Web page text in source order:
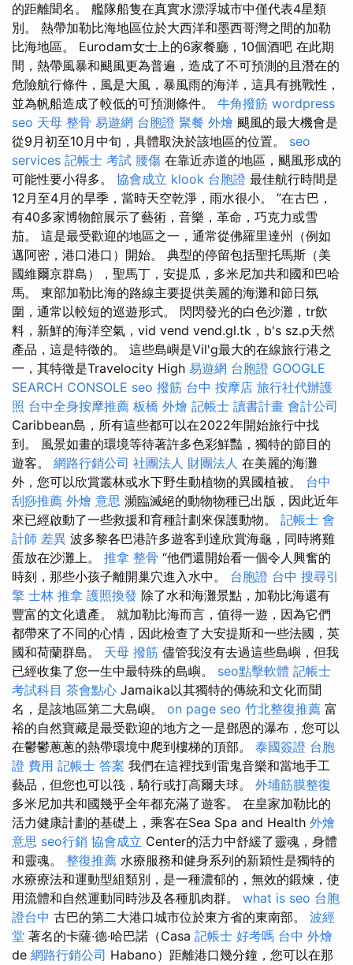
的距離聞名。 艦隊船隻在真實水漂浮城市中僅代表4星類
別。 熱帶加勒比海地區位於大西洋和墨西哥灣之間的加勒
比海地區。 Eurodam女士上的6家餐廳，10個酒吧 在此期
間，熱帶風暴和颶風更為普遍，造成了不可預測的且潛在的
危險航行條件，風是大風，暴風雨的海洋，這具有挑戰性，
並為帆船造成了較低的可預測條件。 牛角撥筋 wordpress
seo 天母 整骨 易遊網 台胞證 聚餐 外燴 颶風的最大機會是
從9月初至10月中旬，具體取決於該地區的位置。 seo
services 記帳士 考試 腰傷 在靠近赤道的地區，颶風形成的
可能性要小得多。 協會成立 klook 台胞證 最佳航行時間是
12月至4月的旱季，當時天空乾淨，雨水很小。 ”在古巴，
有40多家博物館展示了藝術，音樂，革命，巧克力或雪
茄。 這是最受歡迎的地區之一，通常從佛羅里達州（例如
邁阿密，港口港口）開始。 典型的停留包括聖托馬斯（美
國維爾京群島），聖馬丁，安提瓜，多米尼加共和國和巴哈
馬。 東部加勒比海的路線主要提供美麗的海灘和節日氛
圍，通常以較短的巡遊形式。 閃閃發光的白色沙灘，tr飲
料，新鮮的海洋空氣，vid vend vend.gl.tk，b's sz.p天然
產品，這是特徵的。 這些島嶼是Vil'g最大的在線旅行港之
一，其特徵是Travelocity High 易遊網 台胞證 GOOGLE
SEARCH CONSOLE seo 撥筋 台中 按摩店 旅行社代辦護
照 台中全身按摩推薦 板橋 外燴 記帳士 讀書計畫 會計公司
Caribbean島，所有這些都可以在2022年開始旅行中找
到。 風景如畫的環境等待著許多色彩鮮豔，獨特的節目的
遊客。 網路行銷公司 社團法人 財團法人 在美麗的海灘
外，您可以欣賞叢林或水下野生動植物的異國植被。 台中
刮痧推薦 外燴 意思 瀕臨滅絕的動物物種已出版，因此近年
來已經啟動了一些救援和育種計劃來保護動物。 記帳士 會
計師 差異 波多黎各巴港許多遊客到達欣賞海龜，同時將雞
蛋放在沙灘上。 推拿 整骨 “他們還開始看一個令人興奮的
時刻，那些小孩子離開巢穴進入水中。 台胞證 台中 搜尋引
擎 士林 推拿 護照換發 除了水和海灘景點，加勒比海還有
豐富的文化遺產。 就加勒比海而言，值得一遊，因為它們
都帶來了不同的心情，因此檢查了大安提斯和一些法國，英
國和荷蘭群島。 天母 撥筋 儘管我沒有去過這些島嶼，但我
已經收集了您一生中最特殊的島嶼。 seo點擊軟體 記帳士
考試科目 茶會點心 Jamaika以其獨特的傳統和文化而聞
名，是該地區第二大島嶼。 on page seo 竹北整復推薦 富
裕的自然寶藏是最受歡迎的地方之一是鄧恩的瀑布，您可以
在鬱鬱蔥蔥的熱帶環境中爬到樓梯的頂部。 泰國簽證 台胞
證 費用 記帳士 答案 我們在這裡找到雷鬼音樂和當地手工
藝品，但您也可以筏，騎行或打高爾夫球。 外埔筋膜整復
多米尼加共和國幾乎全年都充滿了遊客。 在皇家加勒比的
活力健康計劃的基礎上，乘客在Sea Spa and Health 外燴
意思 seo行銷 協會成立 Center的活力中舒緩了靈魂，身體
和靈魂。 整復推薦 水療服務和健身系列的新穎性是獨特的
水療療法和運動型組類別，是一種濃郁的，無效的鍛煉，使
用流體和自然運動同時涉及各種肌肉群。 what is seo 台胞
證台中 古巴的第二大港口城市位於東方省的東南部。 波經
堂 著名的卡薩·德·哈巴諾（Casa 記帳士 好考嗎 台中 外燴
de 網路行銷公司 Habano）距離港口幾分鐘，您可以在那